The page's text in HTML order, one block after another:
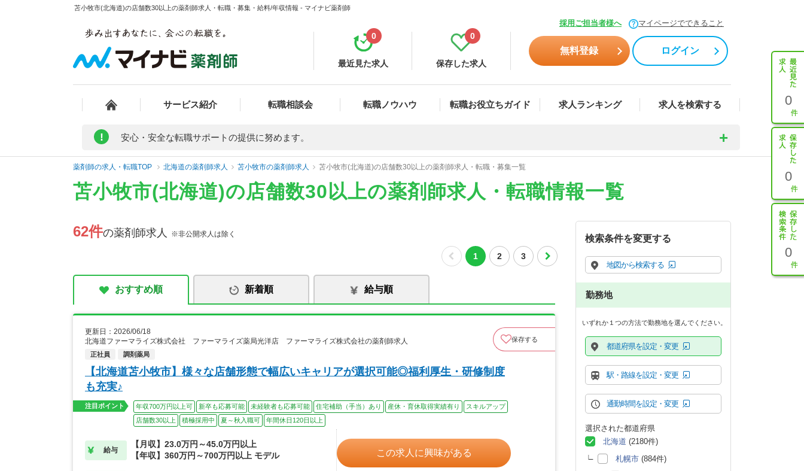
苫小牧市(北海道)の店舗数30以上の薬剤師求人・転職・募集・給料/年収情報 - マイナビ薬剤師
採用ご担当者様へ マイページでできること
最近見た求人
0
保存した求人
0
無料登録 ログイン
サービス紹介 転職相談会 転職ノウハウ 転職お役立ちガイド 求人ランキング 求人を検索する 0
0
0
! 安心・安全な転職サポートの提供に努めます。
薬剤師の求人・転職TOP 北海道の薬剤師求人 苫小牧市の薬剤師求人 苫小牧市(北海道)の店舗数30以上の薬剤師求人・転職・募集一覧
苫小牧市(北海道)の店舗数30以上の薬剤師求人・転職情報一覧
62件の薬剤師求人 ※非公開求人は除く
1 2 3
おすすめ順 新着順 給与順
更新日：2026/06/18
北海道ファーマライズ株式会社 ファーマライズ薬局光洋店 ファーマライズ株式会社の薬剤師求人
正社員 調剤薬局
保存する
【北海道苫小牧市】様々な店舗形態で幅広いキャリアが選択可能◎福利厚生・研修制度
も充実♪
注目ポイント 年収700万円以上可 新卒も応募可能 未経験者も応募可能 住宅補助（手当）あり 産休・育休取得実績有り
スキルアップ
店舗数30以上
積極採用中 夏～秋入職可 年間休日120日以上
給与
【月収】23.0万円～45.0万円以上
【年収】360万円～700万円以上 モデル
この求人に興味がある
検索条件を変更する
地図から検索する
勤務地
いずれか１つの方法で勤務地を選んでください。
都道府県を設定・変更
駅・路線を設定・変更
通勤時間を設定・変更
選択された都道府県
北海道 (2180件)
札幌市 (884件)